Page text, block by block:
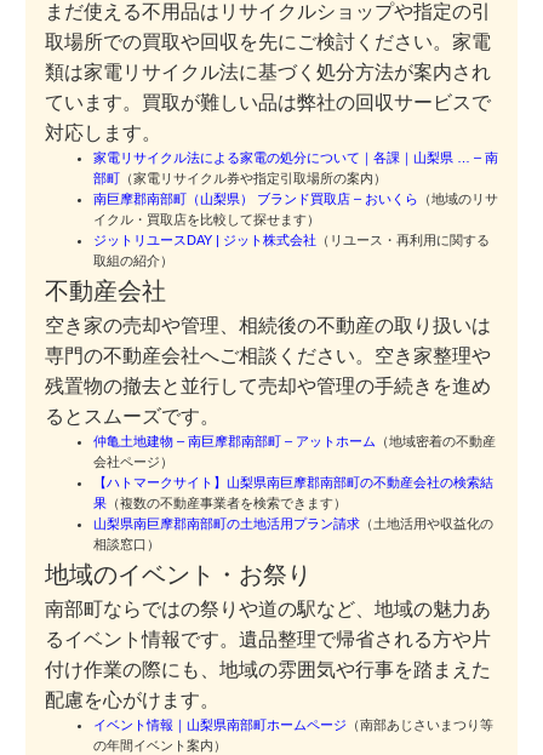
まだ使える不用品はリサイクルショップや指定の引
取場所での買取や回収を先にご検討ください。家電
類は家電リサイクル法に基づく処分方法が案内され
ています。買取が難しい品は弊社の回収サービスで
対応します。
家電リサイクル法による家電の処分について｜各課｜山梨県 … – 南
部町 （家電リサイクル券や指定引取場所の案内）
南巨摩郡南部町（山梨県） ブランド買取店 – おいくら （地域のリサ
イクル・買取店を比較して探せます）
ジットリユースDAY | ジット株式会社 （リユース・再利用に関する
取組の紹介）
不動産会社
空き家の売却や管理、相続後の不動産の取り扱いは
専門の不動産会社へご相談ください。空き家整理や
残置物の撤去と並行して売却や管理の手続きを進め
るとスムーズです。
仲亀土地建物 – 南巨摩郡南部町 – アットホーム （地域密着の不動産
会社ページ）
【ハトマークサイト】山梨県南巨摩郡南部町の不動産会社の検索結
果 （複数の不動産事業者を検索できます）
山梨県南巨摩郡南部町の土地活用プラン請求 （土地活用や収益化の
相談窓口）
地域のイベント・お祭り
南部町ならではの祭りや道の駅など、地域の魅力あ
るイベント情報です。遺品整理で帰省される方や片
付け作業の際にも、地域の雰囲気や行事を踏まえた
配慮を心がけます。
イベント情報｜山梨県南部町ホームページ （南部あじさいまつり等
の年間イベント案内）